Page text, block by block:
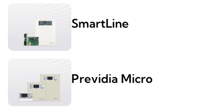
SmartLine
Previdia Micro